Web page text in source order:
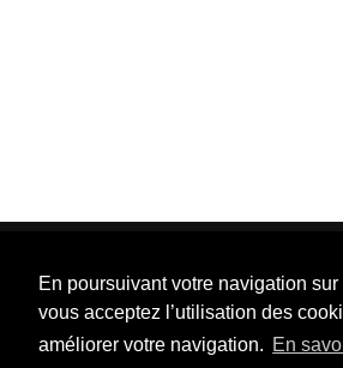
En poursuivant votre navigation sur
vous acceptez l’utilisation des
améliorer votre navigation. En
Template Created By :ThemeXpose|